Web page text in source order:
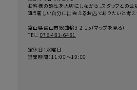
お客様の感性を大切にしながら、スタッフとの会
違う新しい自分に出会えるお店でありたいと考え
富山県富山市総曲輪3-2-15（マップを見る）
TEL： 076-481-6481
定休日：水曜日
営業時間：11:00～19:00